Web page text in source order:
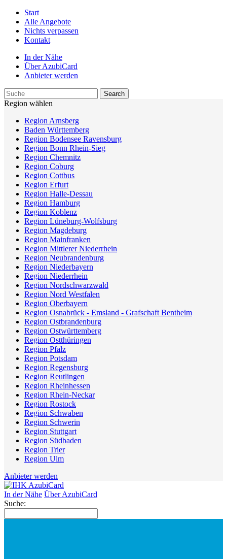
Start
Alle Angebote
Nichts verpassen
Kontakt
In der Nähe
Über AzubiCard
Anbieter werden
Region wählen
Region Arnsberg
Baden Württemberg
Region Bodensee Ravensburg
Region Bonn Rhein-Sieg
Region Chemnitz
Region Coburg
Region Cottbus
Region Erfurt
Region Halle-Dessau
Region Hamburg
Region Koblenz
Region Lüneburg-Wolfsburg
Region Magdeburg
Region Mainfranken
Region Mittlerer Niederrhein
Region Neubrandenburg
Region Niederbayern
Region Niederrhein
Region Nordschwarzwald
Region Nord Westfalen
Region Oberbayern
Region Osnabrück - Emsland - Grafschaft Bentheim
Region Ostbrandenburg
Region Ostwürttemberg
Region Ostthüringen
Region Pfalz
Region Potsdam
Region Regensburg
Region Reutlingen
Region Rheinhessen
Region Rhein-Neckar
Region Rostock
Region Schwaben
Region Schwerin
Region Stuttgart
Region Südbaden
Region Trier
Region Ulm
Anbieter werden
In der Nähe Über AzubiCard
Suche: